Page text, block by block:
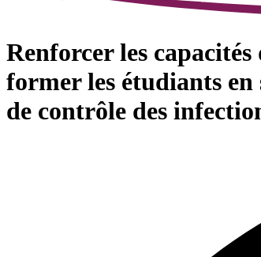
Renforcer les
former les étudiants
de contrôle des